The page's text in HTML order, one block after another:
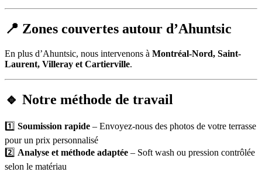
📍 Zones couvertes autour d’Ahuntsic
En plus d’Ahuntsic, nous intervenons à Montréal-Nord, Saint-
Laurent, Villeray et Cartierville.
🔹 Notre méthode de travail
1️⃣ Soumission rapide – Envoyez-nous des photos de votre terrasse
pour un prix personnalisé
2️⃣ Analyse et méthode adaptée – Soft wash ou pression contrôlée
selon le matériau